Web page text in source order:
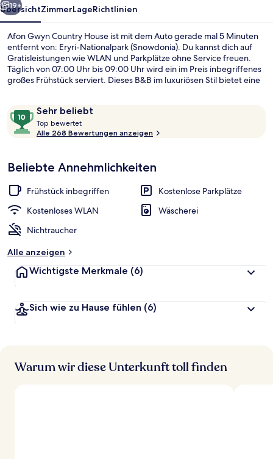
Fassade der Unterkunft
19+
ÜbersichtZimmerLageRichtlinien
Afon Gwyn Country House ist mit dem Auto gerade mal 5 Minuten
entfernt von: Eryri-Nationalpark (Snowdonia). Du kannst dich auf
Gratisleistungen wie WLAN und Parkplätze ohne Service freuen.
Täglich von 07:00 Uhr bis 09:00 Uhr wird ein im Preis inbegriffenes
großes Frühstück serviert. Dieses B&B im luxuriösen Stil bietet eine
Bewertungen
Sehr beliebt
10
von
10,
beliebt
Top bewertet
o
b
w
e
r
Alle 268 Bewertungen anzeigen
Beliebte Annehmlichkeiten
Frühstück inbegriffen
Kostenlose Parkplätze
Kostenloses WLAN
Wäscherei
Nichtraucher
Alle anzeigen
Wichtigste Merkmale (6)
Sich wie zu Hause fühlen (6)
Warum wir diese Unterkunft toll finden